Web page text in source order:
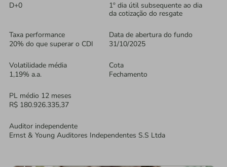
D+0
1º dia útil subsequente ao dia
da cotização do resgate
Taxa performance
20% do que superar o CDI
Auditor independente
Ernst & Young Auditores Independentes S.S Ltda
Data de abertura do fundo
31/10/2025
Volatilidade média
1,19% a.a.
Cota
Fechamento
PL médio 12 meses
R$ 180.926.335,37